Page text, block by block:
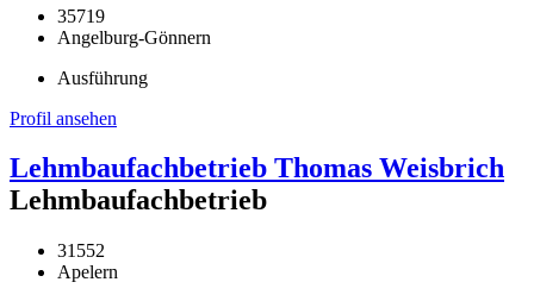
35719
Angelburg-Gönnern
Ausführung
Profil ansehen
Lehmbaufachbetrieb Thomas Weisbrich
Lehmbaufachbetrieb
31552
Apelern